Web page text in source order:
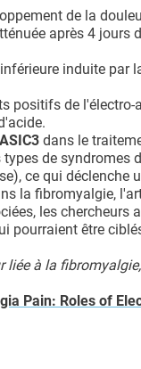
de la
après 4 jours
induite par
positifs de
dans le
de syndromes
ce qui déclenche
la fibromyalgie,
les chercheurs
pourraient être
liée à la
Pain: Roles of